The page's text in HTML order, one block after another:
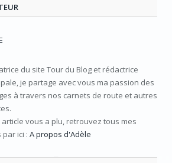
du site Tour du Blog et rédactrice
je partage avec vous ma passion des
à travers nos carnets de route et autres
article vous a plu, retrouvez tous mes
par ici : A propos d'Adèle